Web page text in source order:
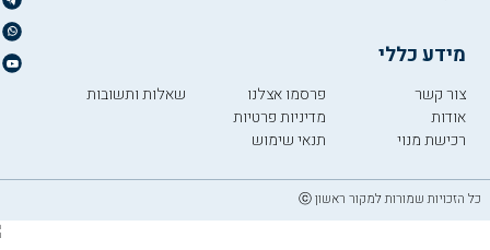
מידע כללי
צור קשר
אודות
רכישת מנוי
פרסמו אצלנו
מדיניות פרטיות
תנאי שימוש
שאלות ותשובות
כל הזכויות שמורות למקור ראשון ⓒ